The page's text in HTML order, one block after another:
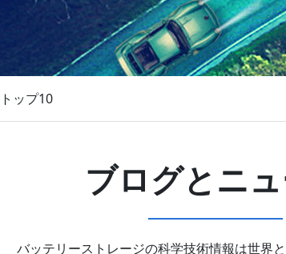
ップ10
ブログとニ
バッテリーストレージの科学技術情報は世界